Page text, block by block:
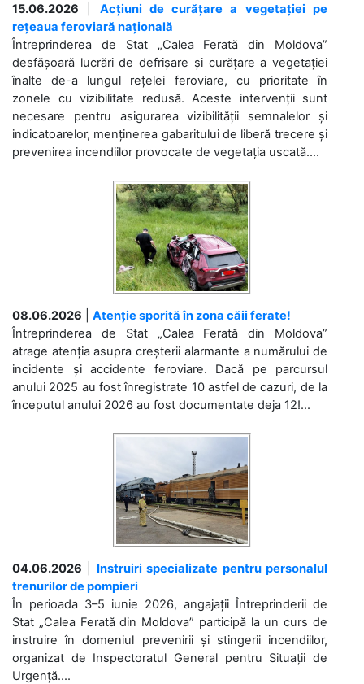
15.06.2026
Acțiuni de curățare a vegetației pe
rețeaua feroviară națională
Întreprinderea de Stat „Calea Ferată din Moldova”
desfășoară lucrări de defrișare și curățare a vegetației
înalte de-a lungul rețelei feroviare, cu prioritate în
zonele cu vizibilitate redusă. Aceste intervenții sunt
necesare pentru asigurarea vizibilității semnalelor și
indicatoarelor, menținerea gabaritului de liberă trecere și
prevenirea incendiilor provocate de vegetația uscată....
08.06.2026
Atenție sporită în zona căii ferate!
Întreprinderea de Stat „Calea Ferată din Moldova”
atrage atenția asupra creșterii alarmante a numărului de
incidente și accidente feroviare. Dacă pe parcursul
anului 2025 au fost înregistrate 10 astfel de cazuri, de la
începutul anului 2026 au fost documentate deja 12!...
04.06.2026
Instruiri specializate pentru personalul
trenurilor de pompieri
În perioada 3–5 iunie 2026, angajații Întreprinderii de
Stat „Calea Ferată din Moldova” participă la un curs de
instruire în domeniul prevenirii și stingerii incendiilor,
organizat de Inspectoratul General pentru Situații de
Urgență....